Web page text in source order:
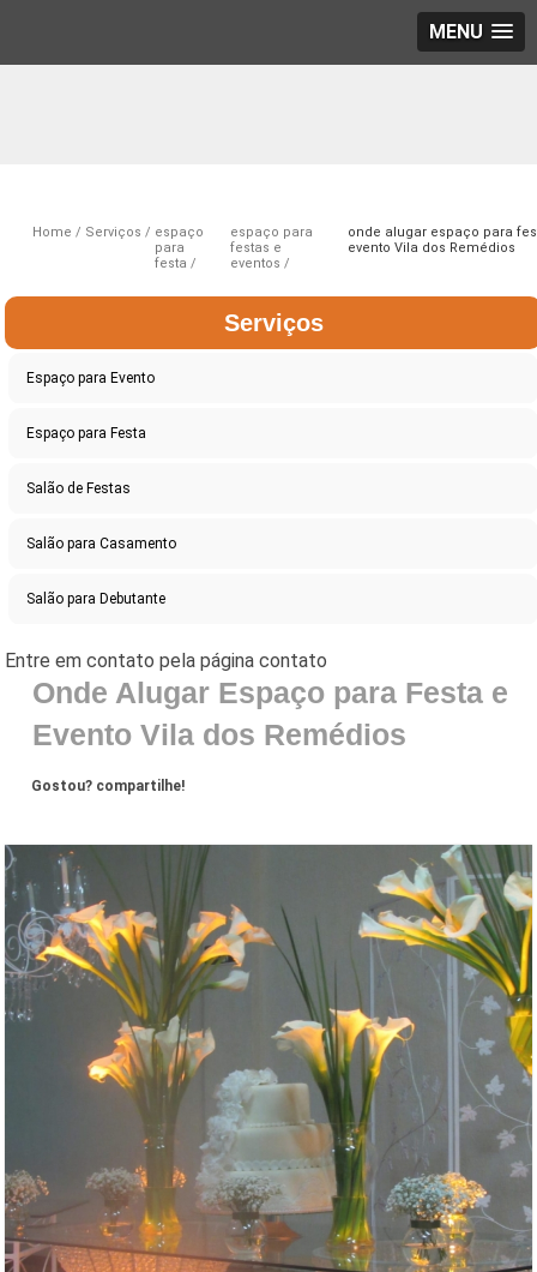
MENU
Home Serviços
espaço
para
festa
espaço para
festas e
eventos
onde alugar espaço para
evento Vila dos Remédios
Serviços
Espaço para Evento
Espaço para Festa
Salão de Festas
Salão para Casamento
Salão para Debutante
Onde Alugar Espaço para Festa e
Evento Vila dos Remédios
Gostou? compartilhe!